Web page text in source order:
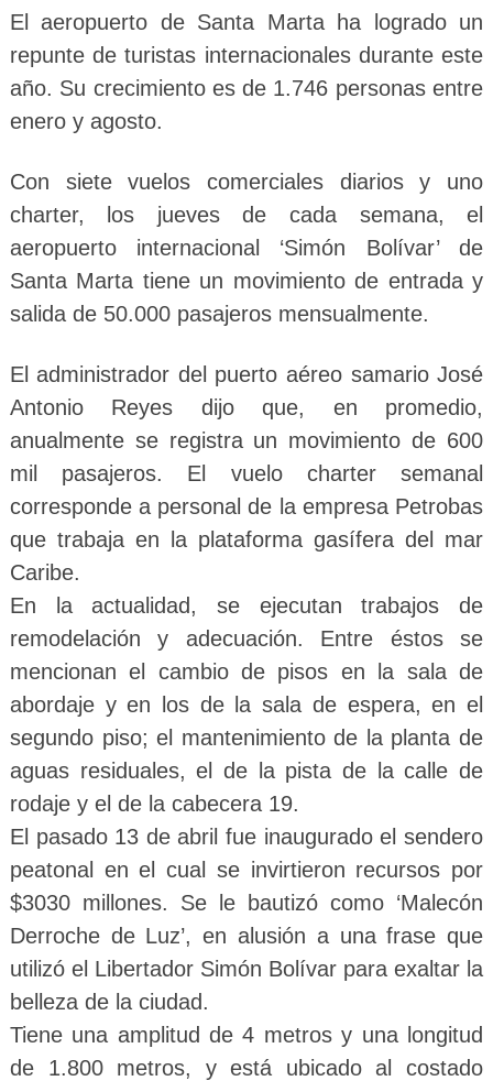
El aeropuerto de Santa Marta ha logrado un
repunte de turistas internacionales durante este
año. Su crecimiento es de 1.746 personas entre
enero y agosto.
Con siete vuelos comerciales diarios y uno
charter, los jueves de cada semana, el
aeropuerto internacional ‘Simón Bolívar’ de
Santa Marta tiene un movimiento de entrada y
salida de 50.000 pasajeros mensualmente.
El administrador del puerto aéreo samario José
Antonio Reyes dijo que, en promedio,
anualmente se registra un movimiento de 600
mil pasajeros. El vuelo charter semanal
corresponde a personal de la empresa Petrobas
que trabaja en la plataforma gasífera del mar
Caribe.
En la actualidad, se ejecutan trabajos de
remodelación y adecuación. Entre éstos se
mencionan el cambio de pisos en la sala de
abordaje y en los de la sala de espera, en el
segundo piso; el mantenimiento de la planta de
aguas residuales, el de la pista de la calle de
rodaje y el de la cabecera 19.
El pasado 13 de abril fue inaugurado el sendero
peatonal en el cual se invirtieron recursos por
$3030 millones. Se le bautizó como ‘Malecón
Derroche de Luz’, en alusión a una frase que
utilizó el Libertador Simón Bolívar para exaltar la
belleza de la ciudad.
Tiene una amplitud de 4 metros y una longitud
de 1.800 metros, y está ubicado al costado